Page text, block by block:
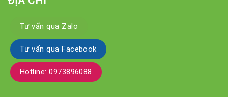
Tư vấn qua Zalo
Tư vấn qua Facebook
Hotline: 0973896088